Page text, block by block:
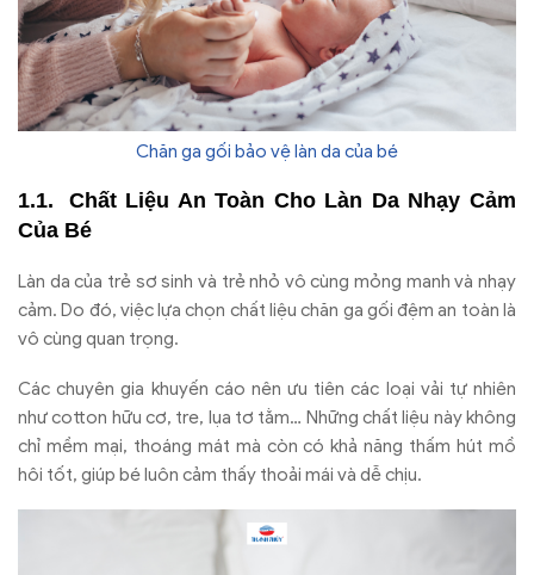
Chăn ga gối bảo vệ làn da của bé
Chất Liệu An Toàn Cho Làn Da Nhạy Cảm
Của Bé
Làn da của trẻ sơ sinh và trẻ nhỏ vô cùng mỏng manh và nhạy
cảm. Do đó, việc lựa chọn chất liệu chăn ga gối đệm an toàn là
vô cùng quan trọng.
Các chuyên gia khuyến cáo nên ưu tiên các loại vải tự nhiên
như cotton hữu cơ, tre, lụa tơ tằm… Những chất liệu này không
chỉ mềm mại, thoáng mát mà còn có khả năng thấm hút mồ
hôi tốt, giúp bé luôn cảm thấy thoải mái và dễ chịu.